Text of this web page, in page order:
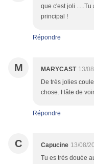
que c'est joli .....Tu
principal !
Répondre
M MARYCAST 13/
De très jolies
chose. Hâte de
Répondre
C Capucine 13/08/
Tu es très douée